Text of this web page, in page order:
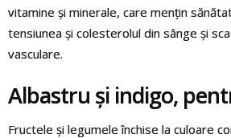
vitamine și minerale, care mențin
tensiunea și colesterolul din sânge și
vasculare.
Albastru și indigo,
Fructele și legumele închise la culoare